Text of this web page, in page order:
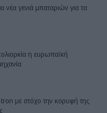
νέα γενιά μπαταριών για τα
η ευρωπαϊκή
με στόχο την κορυφή της